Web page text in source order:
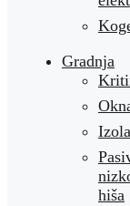
Gradnja
hiša